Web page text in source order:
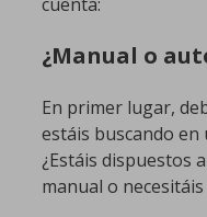
¿Manual o
En primer lugar,
estáis buscando en
¿Estáis dispuestos
manual o